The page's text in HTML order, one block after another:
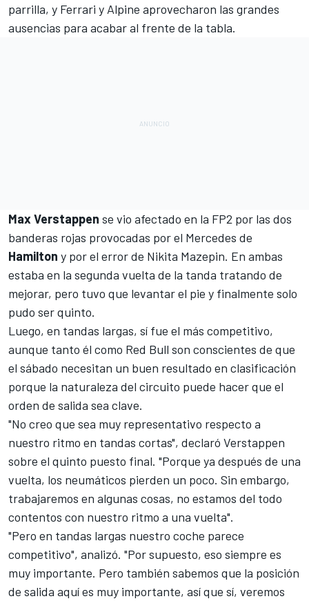
parrilla, y Ferrari y Alpine aprovecharon las grandes
ausencias para acabar al frente de la tabla.
Max Verstappen se vio afectado en la FP2 por las dos
banderas rojas provocadas por el Mercedes de
Hamilton y por el error de Nikita Mazepin. En ambas
estaba en la segunda vuelta de la tanda tratando de
mejorar, pero tuvo que levantar el pie y finalmente solo
pudo ser quinto.
Luego, en tandas largas, sí fue el más competitivo,
aunque tanto él como Red Bull son conscientes de que
el sábado necesitan un buen resultado en clasificación
porque la naturaleza del circuito puede hacer que el
orden de salida sea clave.
"No creo que sea muy representativo respecto a
nuestro ritmo en tandas cortas", declaró Verstappen
sobre el quinto puesto final. "Porque ya después de una
vuelta, los neumáticos pierden un poco. Sin embargo,
trabajaremos en algunas cosas, no estamos del todo
contentos con nuestro ritmo a una vuelta".
"Pero en tandas largas nuestro coche parece
competitivo", analizó. "Por supuesto, eso siempre es
muy importante. Pero también sabemos que la posición
de salida aquí es muy importante, así que sí, veremos